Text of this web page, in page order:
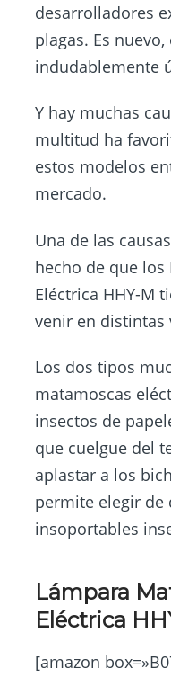
desarrolladores
plagas. Es
indudablemente
Y hay muchas
multitud ha
estos modelos
mercado.
Una de las
hecho de que los
Eléctrica HHY-M
venir en distintas
Los dos tipos
matamoscas
insectos de
que cuelgue del
aplastar a los
permite elegir de
insoportables
Lámpara
Eléctrica
[amazon